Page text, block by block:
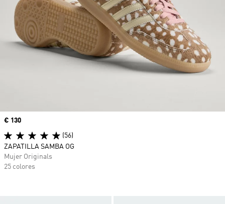
Precio
€ 130
(56)
ZAPATILLA SAMBA OG
Mujer Originals
25 colores